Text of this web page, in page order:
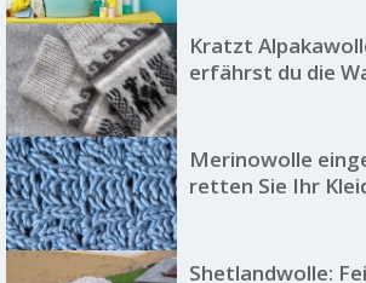
Kratzt
erfährst du die
Merinowolle
retten Sie Ihr
Shetlandwolle: